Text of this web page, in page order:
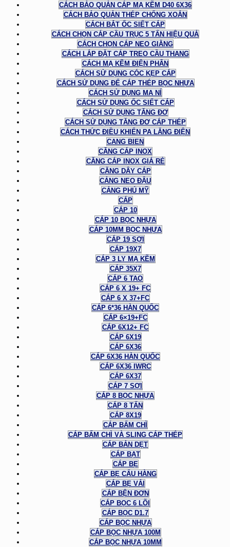
CÁCH BẢO QUẢN CÁP MẠ KẼM D40 6X36
CÁCH BẢO QUẢN THÉP CHỐNG XOẮN
CÁCH BẮT ỐC SIẾT CÁP
CÁCH CHỌN CÁP CẦU TRỤC 5 TẤN HIỆU QUẢ
CÁCH CHỌN CÁP NEO GIẰNG
CÁCH LẮP ĐẶT CÁP TREO CẦU THANG
CÁCH MẠ KẼM ĐIỆN PHÂN
CÁCH SỬ DỤNG CÓC KẸP CÁP
CÁCH SỬ DỤNG ĐỂ CÁP THÉP BỌC NHỰA
CÁCH SỬ DỤNG MA NÍ
CÁCH SỬ DỤNG ỐC SIẾT CÁP
CÁCH SỬ DỤNG TĂNG ĐƠ
CÁCH SỬ DỤNG TĂNG ĐƠ CÁP THÉP
CÁCH THỨC ĐIỀU KHIỂN PA LĂNG ĐIỆN
CANG BIEN
CĂNG CÁP INOX
CĂNG CÁP INOX GIÁ RẺ
CĂNG DÂY CÁP
CẢNG NEO ĐẬU
CẢNG PHÚ MỸ
CÁP
CÁP 10
CÁP 10 BỌC NHỰA
CÁP 10MM BỌC NHỰA
CÁP 19 SỢI
CÁP 19X7
CÁP 3 LY MẠ KẼM
CÁP 35X7
CÁP 6 TAO
CÁP 6 X 19+ FC
CÁP 6 X 37+FC
CÁP 6*36 HÀN QUỐC
CÁP 6×19+FC
CÁP 6X12+ FC
CÁP 6X19
CÁP 6X36
CÁP 6X36 HÀN QUỐC
CÁP 6X36 IWRC
CÁP 6X37
CÁP 7 SỢI
CÁP 8 BỌC NHỰA
CÁP 8 TẤN
CÁP 8X19
CÁP BẤM CHÌ
CÁP BẤM CHÌ VÀ SLING CÁP THÉP
CÁP BẢN DẸT
CÁP BẠT
CÁP BẸ
CÁP BẸ CẨU HÀNG
CÁP BẸ VẢI
CÁP BỆN ĐƠN
CÁP BỌC 6 LÕI
CÁP BỌC D1.7
CÁP BỌC NHỰA
CÁP BỌC NHỰA 100M
CÁP BỌC NHỰA 10MM